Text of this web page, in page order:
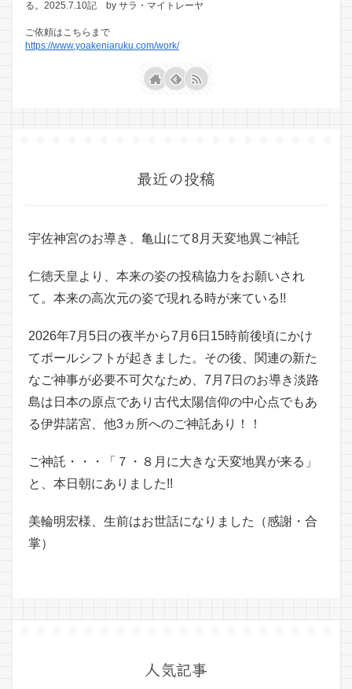
る。2025.7.10記 by サラ・マイトレーヤ
ご依頼はこちらまで
https://www.yoakeniaruku.com/work/
最近の投稿
宇佐神宮のお導き、亀山にて8月天変地異ご神託
仁徳天皇より、本来の姿の投稿協力をお願いされ
て。本来の高次元の姿で現れる時が来ている!!
2026年7月5日の夜半から7月6日15時前後頃にかけ
てポールシフトが起きました。その後、関連の新た
なご神事が必要不可欠なため、7月7日のお導き淡路
島は日本の原点であり古代太陽信仰の中心点でもあ
る伊弉諾宮、他3ヵ所へのご神託あり！！
ご神託・・・「７・８月に大きな天変地異が来る」
と、本日朝にありました!!
美輪明宏様、生前はお世話になりました（感謝・合
掌）
人気記事